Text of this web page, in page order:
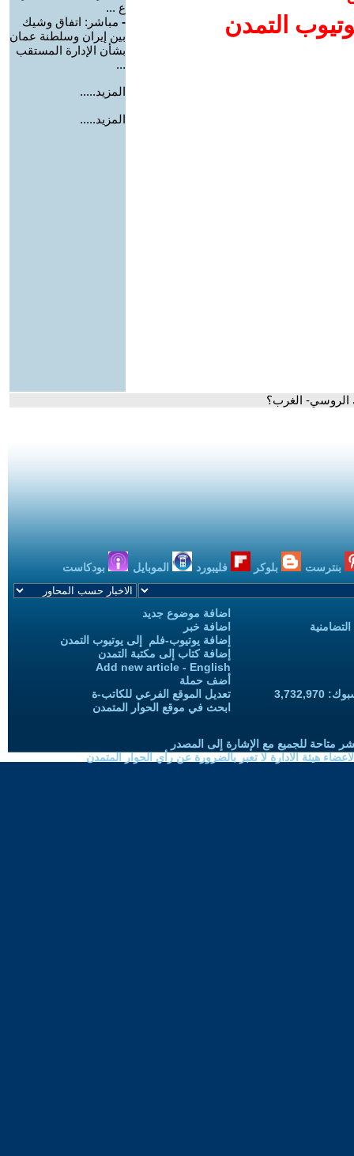
التمدن
ع ...
- مباشر: اتفاق وشيك
بين إيران وسلطنة عمان
بشأن الإدارة المستقب
...
المزيد.....
المزيد.....
الروسي- الغرب؟
بنترست بلوكر فليبورد الموبايل بودكاست
اضافة موضوع جديد
اضافة خبر
إضافة يوتيوب-فلم إلى يوتيوب التمدن
إضافة كتاب إلى مكتبة التمدن
Add new article - English
أضف حملة
تعديل الموقع الفرعي للكاتب-ة
ابحث في موقع الحوار المتمدن
متاحة للجميع مع الإشارة إلى المصدر
هيئة الادارة لا تعبر بالضرورة عن رأي الحوار المتمدن